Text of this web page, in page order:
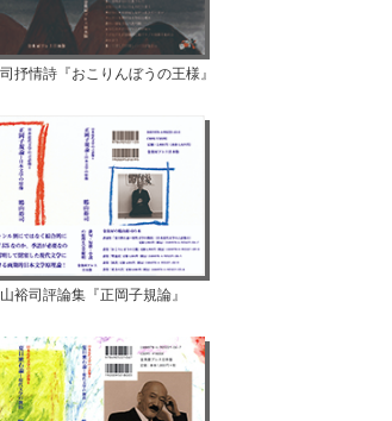
抒情詩『おこりんぼうの王様』
裕司評論集『正岡子規論』